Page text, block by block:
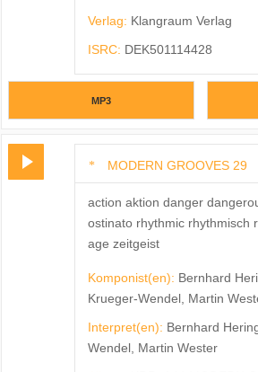
Verlag: Klangraum Verlag
ISRC: DEK501114428
MP3
MODERN GROOVES 29
action aktion danger
ostinato rhythmic rhythmisch
age zeitgeist
Komponist(en): Bernhard
Krueger-Wendel, Martin
Interpret(en): Bernhard
Wendel, Martin Wester